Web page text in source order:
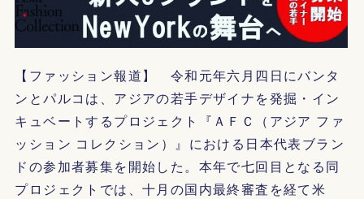
【ファッション報道】 令和元年六月四日にバンタ
ンとパルコは、アジアの若手デザイナを発掘・イン
キュベートするプロジェクト『ＡＦＣ（アジア ファ
ッション コレクション）』における日本代表ブラン
ドの参加者募集を開始した。本年で七回目となる同
プロジェクトでは、十月の国内最終審査を経て米